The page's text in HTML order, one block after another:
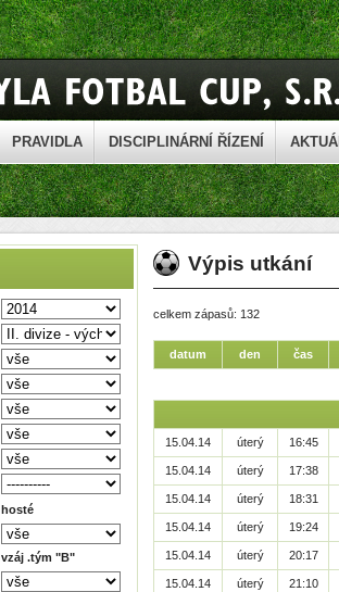
PRAVIDLA DISCIPLINÁRNÍ ŘÍZENÍ
hosté
vzáj .tým "B"
Výpis utkání
celkem zápasů: 132
datum den čas
15.04.14 úterý 16:45
15.04.14 úterý 17:38
15.04.14 úterý 18:31
15.04.14 úterý 19:24
15.04.14 úterý 20:17
15.04.14 úterý 21:10